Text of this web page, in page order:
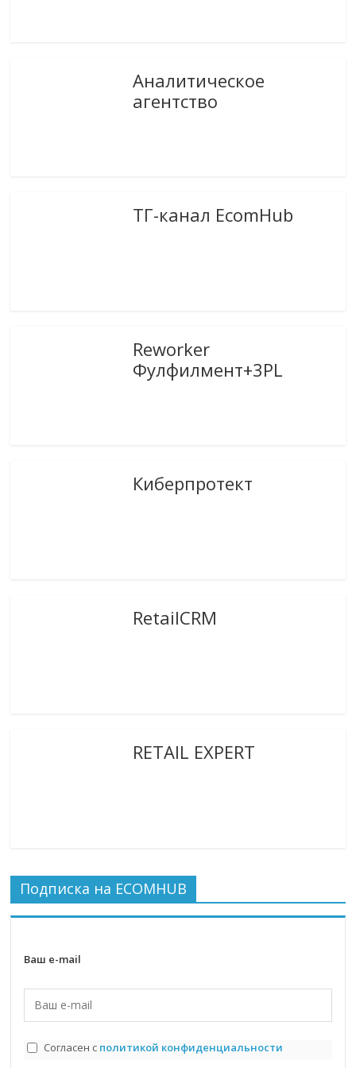
Аналитическое
агентство
ТГ-канал EcomHub
Reworker
Фулфилмент+3PL
Киберпротект
RetailCRM
RETAIL EXPERT
Подписка на ECOMHUB
Ваш e-mail
Согласен с политикой конфиденциальности